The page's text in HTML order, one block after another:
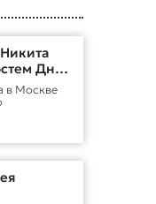
Дня
в Москве